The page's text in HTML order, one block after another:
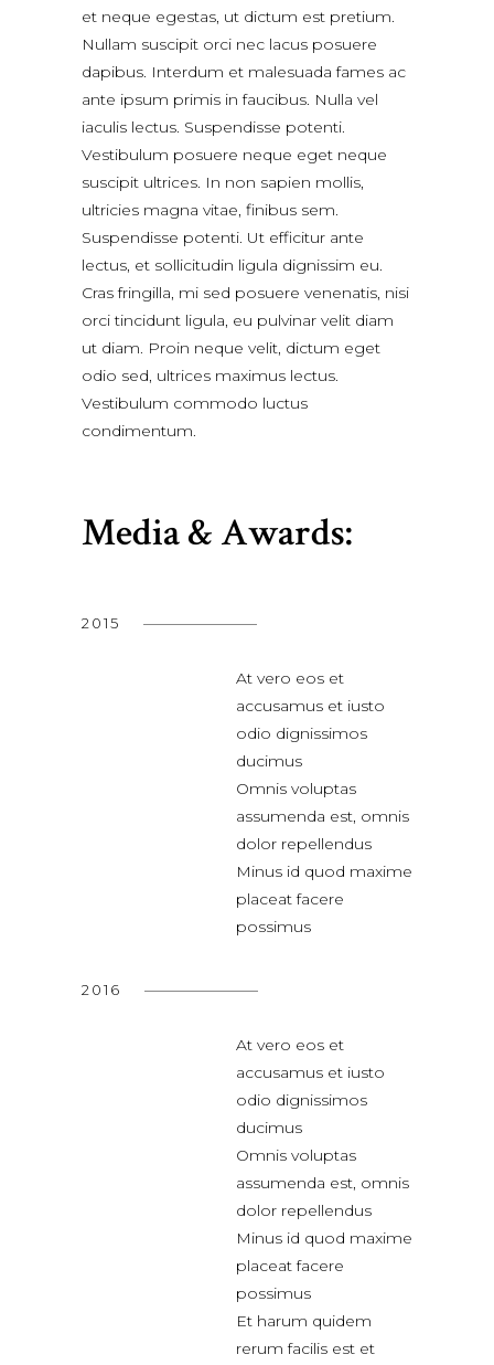
et neque egestas, ut dictum est pretium.
Nullam suscipit orci nec lacus posuere
dapibus. Interdum et malesuada fames ac
ante ipsum primis in faucibus. Nulla vel
iaculis lectus. Suspendisse potenti.
Vestibulum posuere neque eget neque
suscipit ultrices. In non sapien mollis,
ultricies magna vitae, finibus sem.
Suspendisse potenti. Ut efficitur ante
lectus, et sollicitudin ligula dignissim eu.
Cras fringilla, mi sed posuere venenatis, nisi
orci tincidunt ligula, eu pulvinar velit diam
ut diam. Proin neque velit, dictum eget
odio sed, ultrices maximus lectus.
Vestibulum commodo luctus
condimentum.
Media & Awards:
2015
At vero eos et
accusamus et iusto
odio dignissimos
ducimus
Omnis voluptas
assumenda est, omnis
dolor repellendus
Minus id quod maxime
placeat facere
possimus
2016
At vero eos et
accusamus et iusto
odio dignissimos
ducimus
Omnis voluptas
assumenda est, omnis
dolor repellendus
Minus id quod maxime
placeat facere
possimus
Et harum quidem
rerum facilis est et